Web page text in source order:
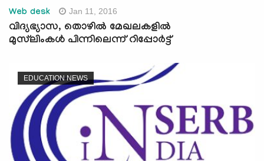
Web desk Jan 11, 2016
വിദ്യഭ്യാസ, തൊഴില്‍ മേഖലകളില്‍
മുസ്‌ലിംകള്‍ പിന്നിലെന്ന് റിപ്പോര്‍ട്ട്
EDUCATION NEWS